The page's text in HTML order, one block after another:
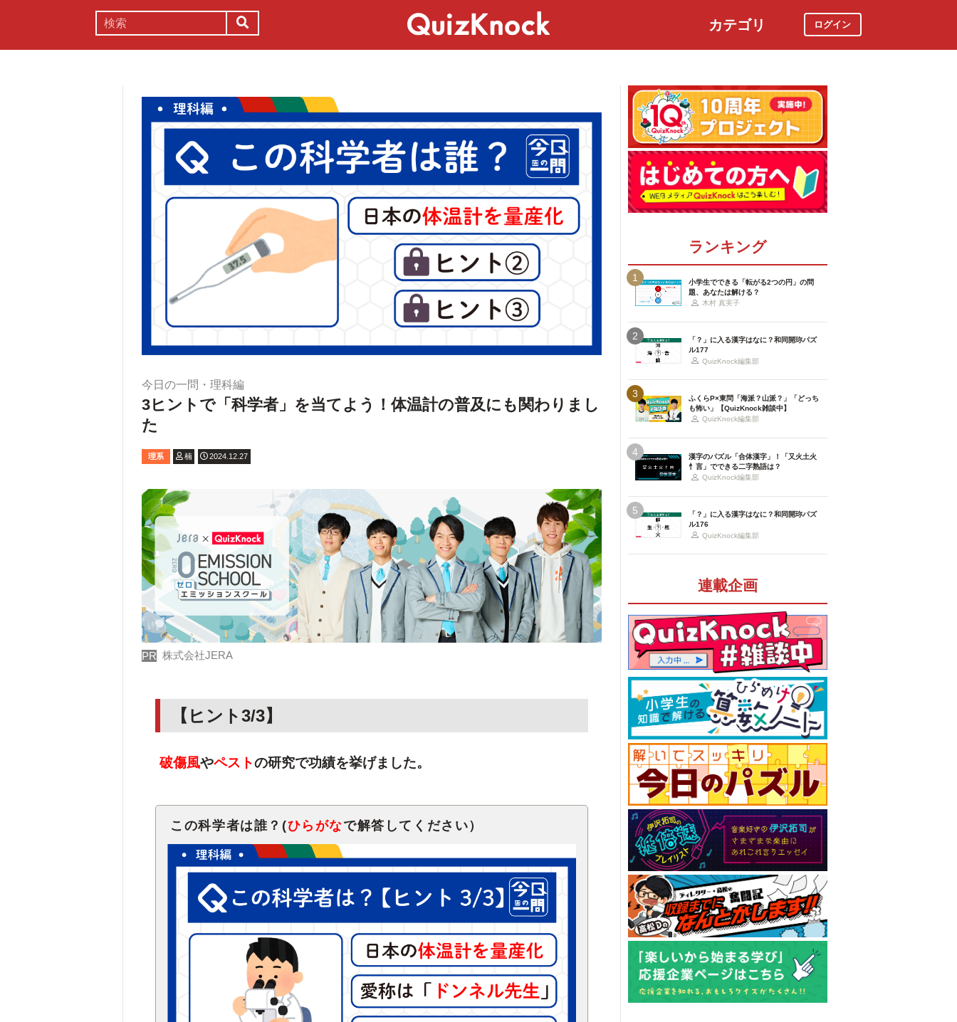
カテゴリ ログイン
今日の一問・理科編
3ヒントで「科学者」を当てよう！体温計の普及にも関わりまし
た
理系 楠 2024.12.27
PR 株式会社JERA
【ヒント3/3】
破傷風やペストの研究で功績を挙げました。
この科学者は誰？(ひらがなで解答してください）
ランキング
1
小学生でできる「転がる2つの円」の問
題、あなたは解ける？
木村 真実子
2
「？」に入る漢字はなに？和同開珎パズ
ル177
QuizKnock編集部
3
ふくらP×東問「海派？山派？」「どっち
も怖い」【QuizKnock雑談中】
QuizKnock編集部
4
漢字のパズル「合体漢字」！「又火土火
忄言」でできる二字熟語は？
QuizKnock編集部
5
「？」に入る漢字はなに？和同開珎パズ
ル176
QuizKnock編集部
連載企画